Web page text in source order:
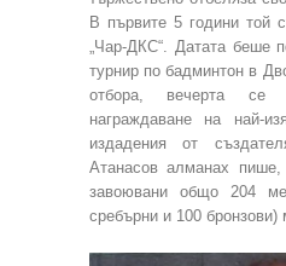
В първите 5 години той
„Чар-ДКС“. Датата беше
турнир по бадминтон в
отбора, вечерта се
награждаване на най-
издадения от
Атанасов алманах
завоювани общо 204
сребърни и 100 бронзови)